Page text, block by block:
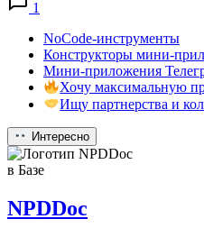
1
NoCode-инструменты
Конструкторы мини-
Мини-приложения
Хочу максимальную
Ищу партнерства и
Интересно
в Базе
NPDDoc